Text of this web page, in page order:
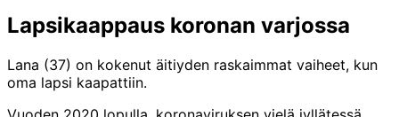
Lapsikaappaus koronan varjossa
Lana (37) on kokenut äitiyden raskaimmat vaiheet, kun
oma lapsi kaapattiin.